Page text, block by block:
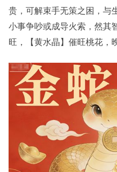
贵，可解束手无策之困，与
小事争吵或成导火索，然其
旺，【黄水晶】催旺桃花，